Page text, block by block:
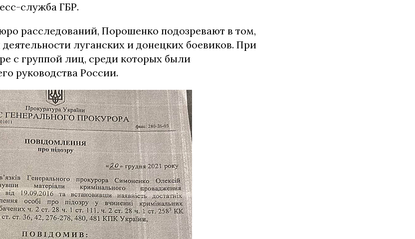
служба ГБР.
расследований, Порошенко подозревают в том,
луганских и донецких боевиков. При
с группой лиц, среди которых были
руководства России.